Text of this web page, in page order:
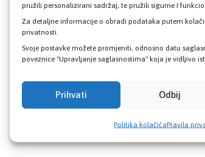
pružili personalizirani sadržaj, te pružili sigurne I
Za detaljne informacije o obradi podataka putem
privatnosti.
Svoje postavke možete promjeniti, odnosno datu
poveznice "Upravljanje saglasnostima" koja je vidljivo
Prihvati Odbij
Politika kolačićaPravila